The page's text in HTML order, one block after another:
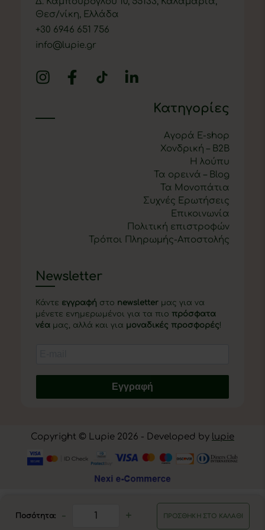
Ποσότητα: - + ΠΡΟΣΘΉΚΗ ΣΤΟ ΚΑΛΆΘΙ
Θεσ/νίκη, Ελλάδα
+30 6946 651 756
info@lupie.gr
Κατηγορίες
Αγορά E-shop
Χονδρική – B2B
Η λούπυ
Τα ορεινά – Blog
Τα Μονοπάτια
Συχνές Ερωτήσεις
Επικοινωνία
Πολιτική επιστροφών
Τρόποι Πληρωμής-Αποστολής
Newsletter
Κάντε εγγραφή στο newsletter μας για να
μένετε ενημερωμένοι για τα πιο πρόσφατα
νέα μας, αλλά και για μοναδικές προσφορές!
Εγγραφή
Copyright © Lupie 2026 - Developed by lupie